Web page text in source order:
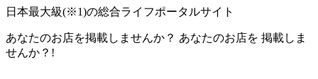
日本最大級(※1)の総合ライフポータルサイト
あなたのお店を掲載しませんか？ あなたのお店を 掲載しま
せんか？!